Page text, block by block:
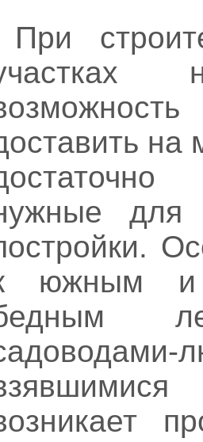
При
на
для
южным и